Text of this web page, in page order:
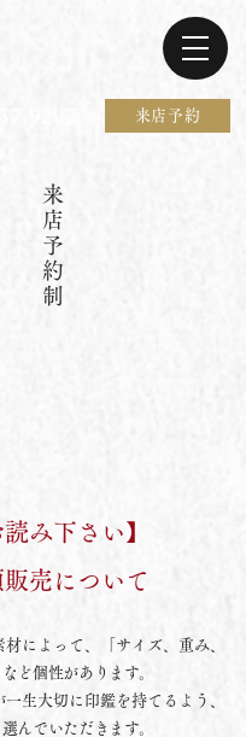
来店予約
​来
店
予
約
制
読み下さい】
販売について
によって、「サイズ、重み、
ど個性があります。
生大切に印鑑を持てるよう、
んでいただきます。